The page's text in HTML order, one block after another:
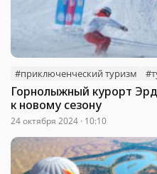
#приключенческий туризм
Горнолыжный курорт
к новому сезону
24 октября 2024 · 10:10